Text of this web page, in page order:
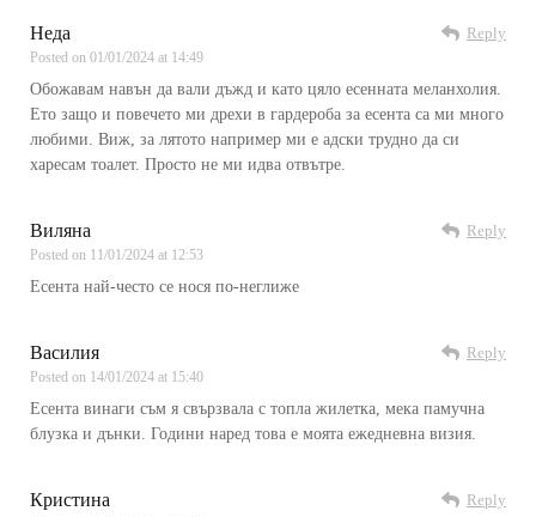
Неда
Posted on 01/01/2024 at 14:49
Reply
Обожавам навън да вали дъжд и като цяло есенната меланхолия.
Ето защо и повечето ми дрехи в гардероба за есента са ми много
любими. Виж, за лятото например ми е адски трудно да си
харесам тоалет. Просто не ми идва отвътре.
Виляна
Posted on 11/01/2024 at 12:53
Reply
Есента най-често се нося по-неглиже
Василия
Posted on 14/01/2024 at 15:40
Reply
Есента винаги съм я свързвала с топла жилетка, мека памучна
блузка и дънки. Години наред това е моята ежедневна визия.
Кристина Reply